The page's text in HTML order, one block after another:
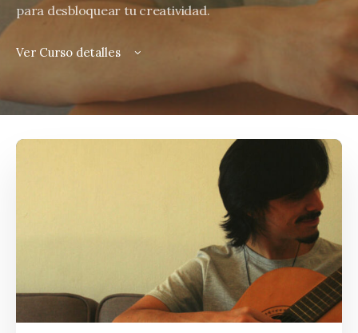
para desbloquear tu creatividad.
Ver Curso detalles